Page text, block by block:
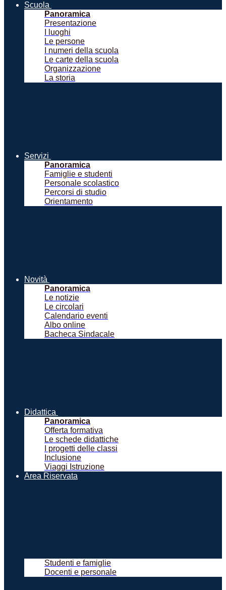
Scuola
Panoramica
Presentazione
I luoghi
Le persone
I numeri della scuola
Le carte della scuola
Organizzazione
La storia
Servizi
Panoramica
Famiglie e studenti
Personale scolastico
Percorsi di studio
Orientamento
Novità
Panoramica
Le notizie
Le circolari
Calendario eventi
Albo online
Bacheca Sindacale
Didattica
Panoramica
Offerta formativa
Le schede didattiche
I progetti delle classi
Inclusione
Viaggi Istruzione
Area Riservata
Studenti e famiglie
Docenti e personale